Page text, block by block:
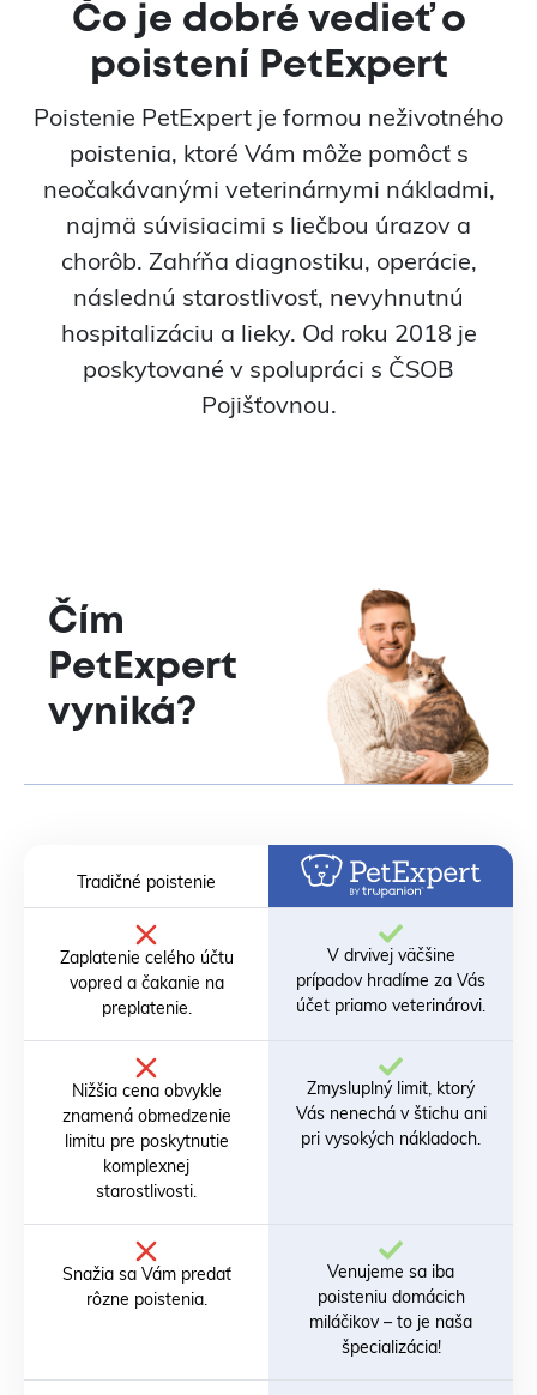
Čo je dobré vedieť o
poistení PetExpert
Poistenie PetExpert je formou neživotného
poistenia, ktoré Vám môže pomôcť s
neočakávanými veterinárnymi nákladmi,
najmä súvisiacimi s liečbou úrazov a
chorôb. Zahŕňa diagnostiku, operácie,
následnú starostlivosť, nevyhnutnú
hospitalizáciu a lieky. Od roku 2018 je
poskytované v spolupráci s ČSOB
Pojišťovnou.
Čím
PetExpert
vyniká?
Tradičné poistenie
Zaplatenie celého účtu
vopred a čakanie na
preplatenie.
V drvivej väčšine
prípadov hradíme za Vás
účet priamo veterinárovi.
Nižšia cena obvykle
znamená obmedzenie
limitu pre poskytnutie
komplexnej
starostlivosti.
Zmysluplný limit, ktorý
Vás nenechá v štichu ani
pri vysokých nákladoch.
Snažia sa Vám predať
rôzne poistenia.
Venujeme sa iba
poisteniu domácich
miláčikov – to je naša
špecializácia!